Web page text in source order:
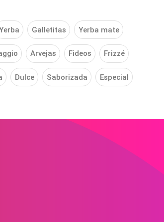
Galletitas Yerba mate
Arvejas Fideos Frizzé
Dulce Saborizada Especial